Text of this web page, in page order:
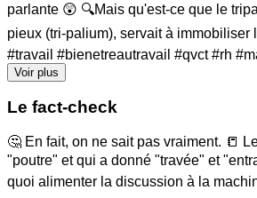
parlante 😲 🔍Mais qu'est-ce que le
pieux (tri-palium), servait à
#travail #bienetreautravail #qvct #rh
Voir plus
Le fact-check
🤔 En fait, on ne sait pas vraiment. 📒
"poutre" et qui a donné "travée" et
quoi alimenter la discussion à la